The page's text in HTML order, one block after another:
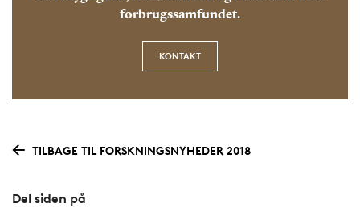
forbrugssamfundet.
KONTAKT
TILBAGE TIL FORSKNINGSNYHEDER 2018
Del siden på